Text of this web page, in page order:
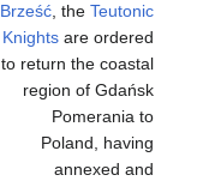
Brześć, the Teutonic
Knightsare ordered
to return the coastal
region of Gdańsk
Pomerania to
Poland, having
annexed and